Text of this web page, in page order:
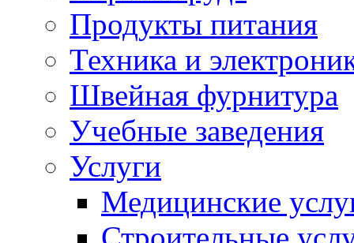
Продукты питания
Техника и
Швейная фурнитура
Учебные заведения
Услуги
Медицинские